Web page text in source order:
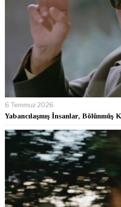
6 Temmuz 2026
Yabancılaşmış İnsanlar,